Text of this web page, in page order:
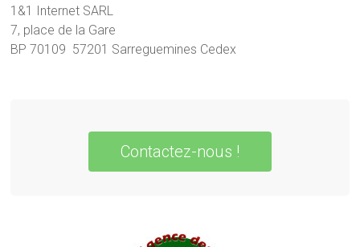
1&1 Internet SARL
7, place de la Gare
BP 70109 57201 Sarreguemines Cedex
Contactez-nous !